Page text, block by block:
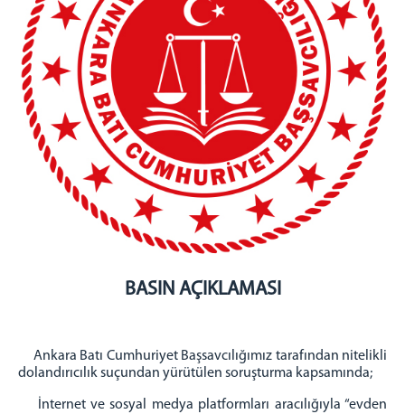
BAŞSAVCILIK
Cumhuriyet Başsavcısı
KOMİSYON
Adalet Komisyonu Başkanı
Müstemir Yetkili Hakimlerin İzin Durumları
MÜLHAKATLARIMIZ
Beypazarı Adliyesi
Kızılcahamam Adliyesi
Kahramankazan Adliyesi
Sincan İlçesi
Ayaş İlçesi
İLETİŞİM
BASIN AÇIKLAMASI
Ankara Batı Cumhuriyet Başsavcılığımız tarafından nitelikli
dolandırıcılık suçundan yürütülen soruşturma kapsamında;
İnternet ve sosyal medya platformları aracılığıyla “evden